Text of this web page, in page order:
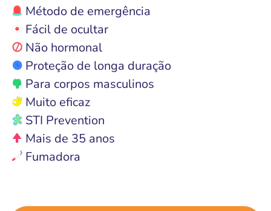
Método de emergência
Fácil de ocultar
Não hormonal
Proteção de longa duração
Para corpos masculinos
Muito eficaz
STI Prevention
Mais de 35 anos
Fumadora